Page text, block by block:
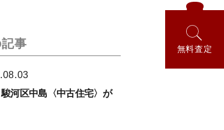
無料査定
事
駿河区中島〈中古住宅〉が